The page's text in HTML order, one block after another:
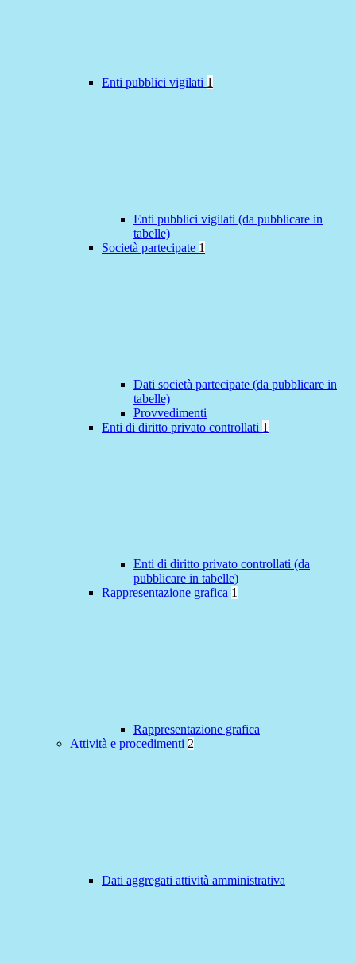
Enti pubblici vigilati 1
Enti pubblici vigilati (da pubblicare in
tabelle)
Società partecipate 1
Dati società partecipate (da pubblicare in
tabelle)
Provvedimenti
Enti di diritto privato controllati 1
Enti di diritto privato controllati (da
pubblicare in tabelle)
Rappresentazione grafica 1
Rappresentazione grafica
Attività e procedimenti 2
Dati aggregati attività amministrativa